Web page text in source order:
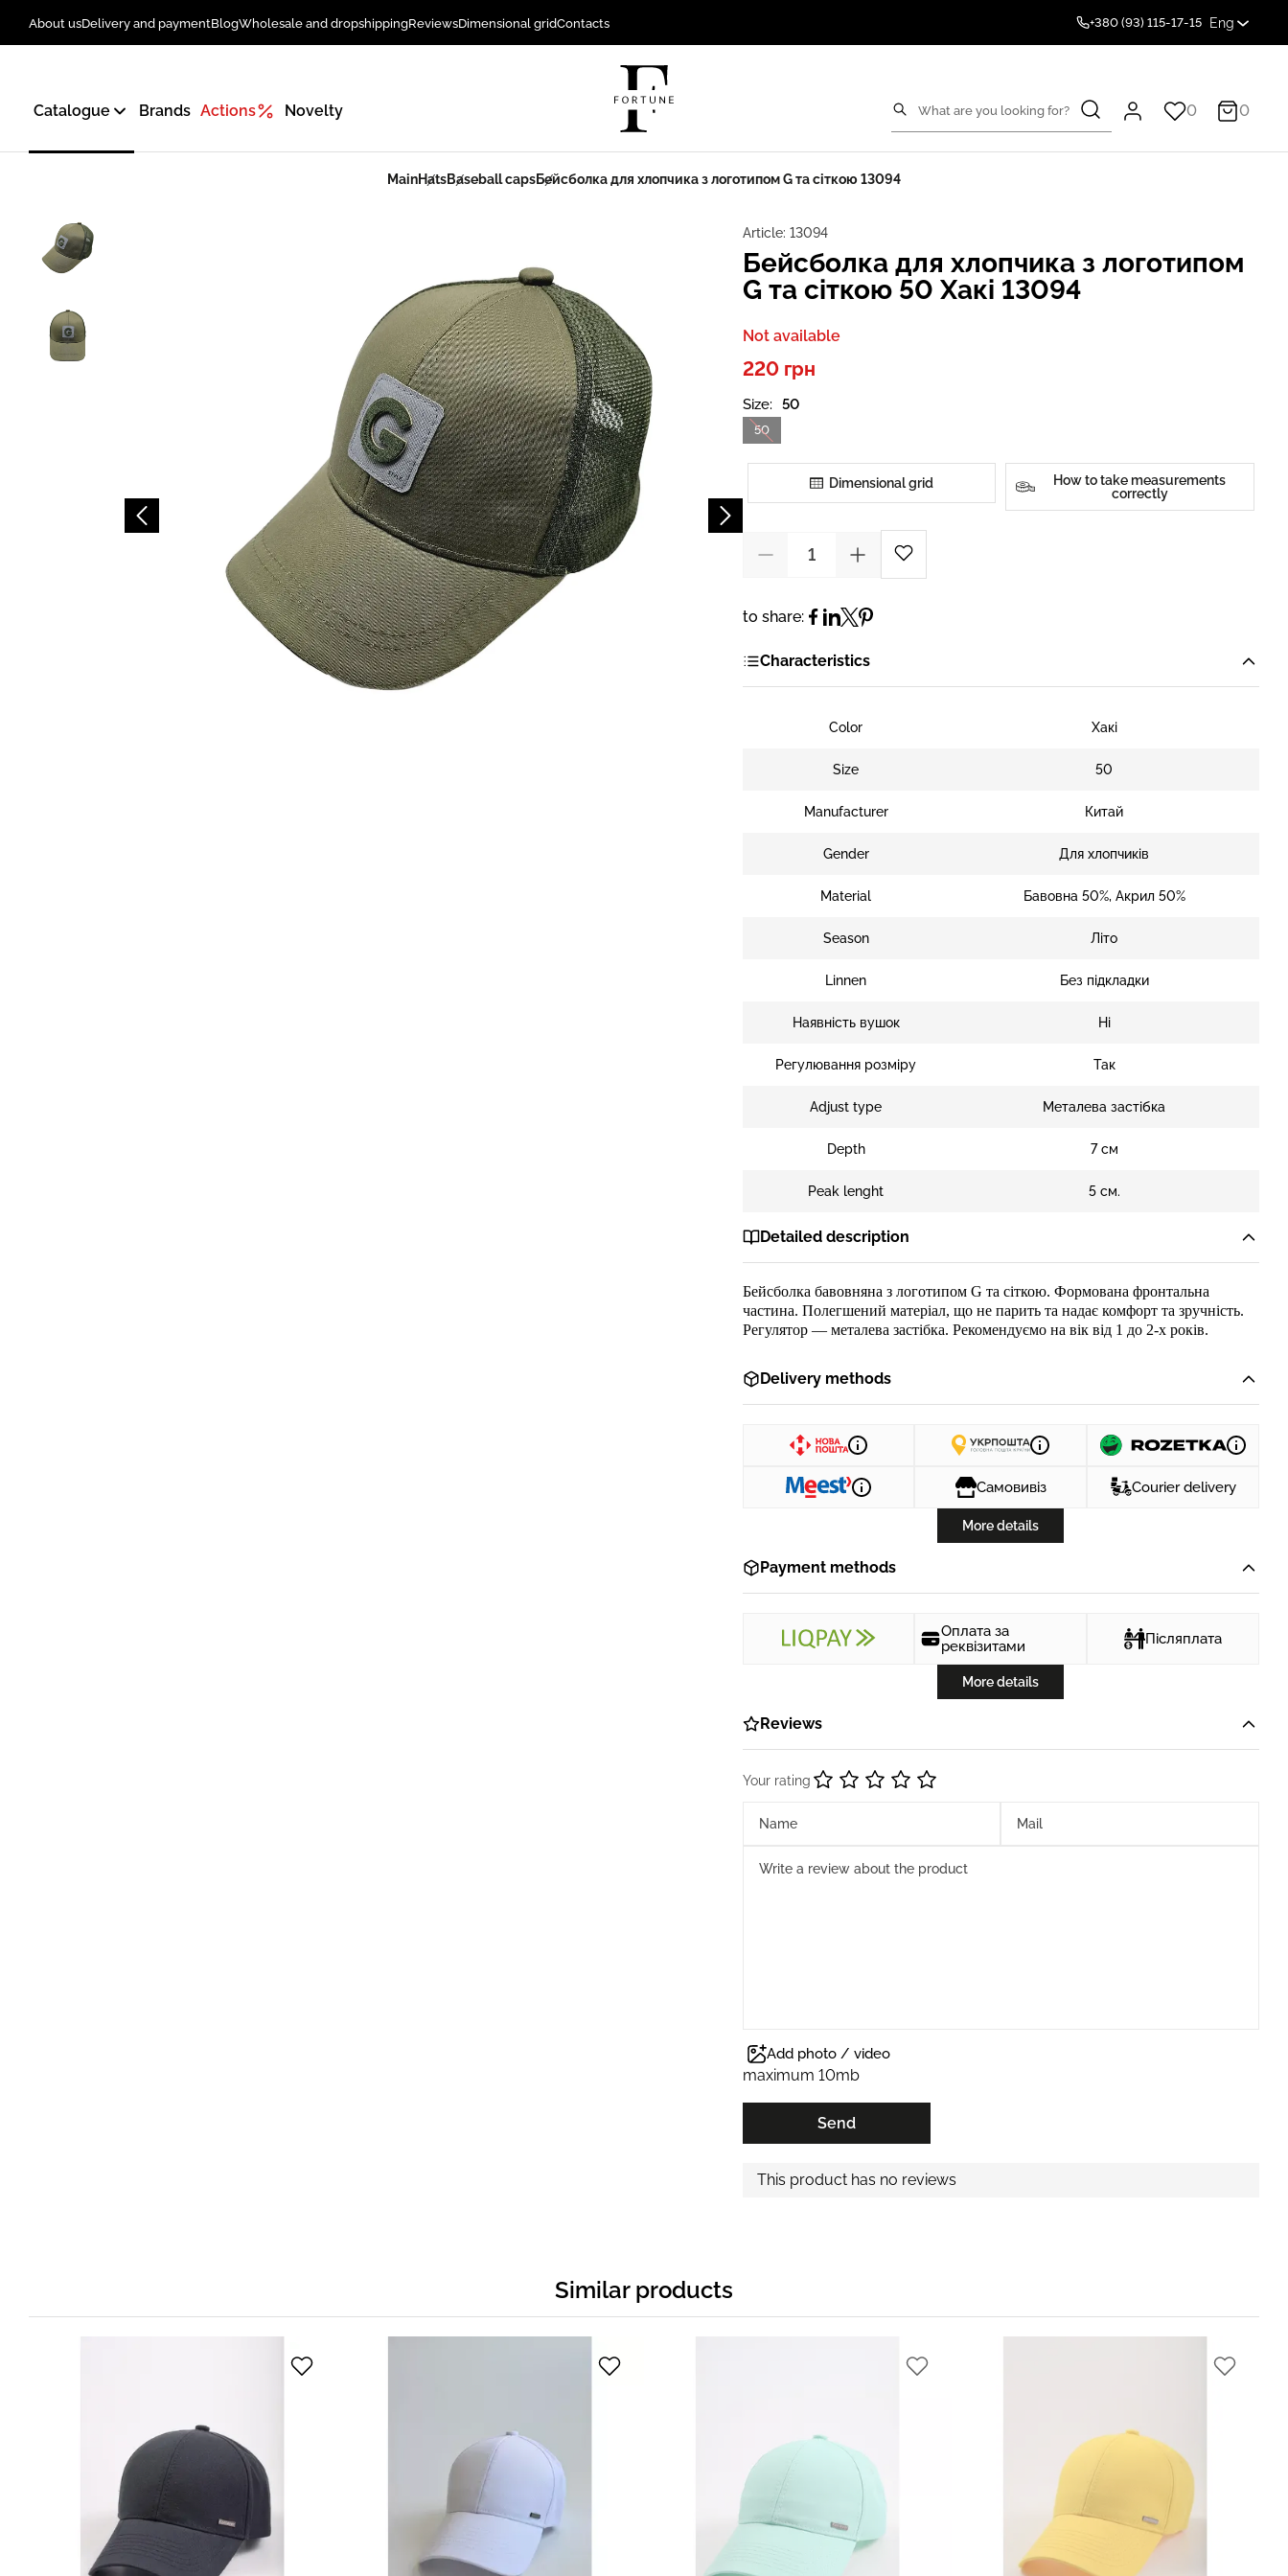
About usDelivery and paymentBlogWholesale and dropshippingReviewsDimensional gridContacts +380 (93) 115-17-15 Eng
Catalogue Brands Actions Novelty 0 0
MainHatsBaseball capsБейсболка для хлопчика з логотипом G та сіткою 13094
Article: 13094
Бейсболка для хлопчика з логотипом
G та сіткою 50 Хакі 13094
Not available
220 грн
Size: 50
50
Dimensional grid
How to take measurements
correctly
to share:
Characteristics
Color Хакі
Size 50
Manufacturer Китай
Gender Для хлопчиків
Material Бавовна 50%, Акрил 50%
Season Літо
Linnen Без підкладки
Наявність вушок Ні
Регулювання розміру Так
Adjust type Металева застібка
Depth 7 см
Peak lenght 5 см.
Detailed description
Бейсболка бавовняна з логотипом G та сіткою. Формована фронтальна
частина. Полегшений матеріал, що не парить та надає комфорт та зручність.
Регулятор— металева застібка. Рекомендуємо на вік від 1 до 2-х років.
Delivery methods
Самовивіз Courier delivery
More details
Payment methods
Оплата за
реквізитами
Післяплата
More details
Reviews
Your rating
Add photo / video
maximum 10mb
Send
This product has no reviews
Similar products